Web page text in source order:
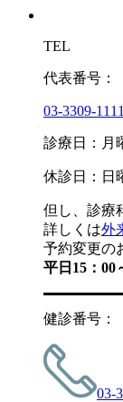
TEL
代表番号：
03-3309-1111
診療日：月
休診日：日
但し、診療
詳しくは外
予約変更の
平日15：00
健診番号：
03-